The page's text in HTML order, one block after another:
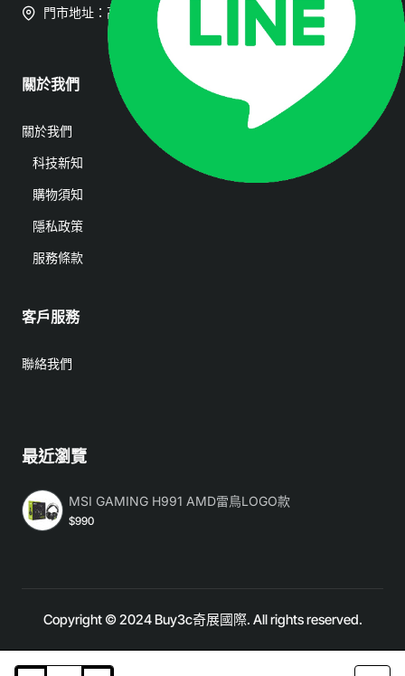
門市地址：高雄市三民區建國二路126號
關於我們
關於我們
科技新知
購物須知
隱私政策
服務條款
會員登入
客戶服務
聯絡我們
最近瀏覽
MSI GAMING H991 AMD雷鳥LOGO款
$990
Copyright © 2024 Buy3c奇展國際. All rights reserved.